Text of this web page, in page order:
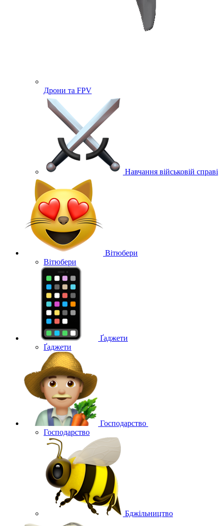
Дрони та FPV
Навчання військовій справі
Вітюбери
Вітюбери
Ґаджети
Ґаджети
Господарство
Господарство
Бджільництво